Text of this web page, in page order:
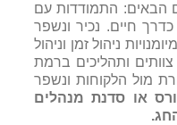
הבאים: התמודדות עם
חיים. נכיר ונשפר
ניהול זמן וניהול
צוותים ותהליכים ברמת
מול הלקוחות ונשפר
או סדנת מנהלים